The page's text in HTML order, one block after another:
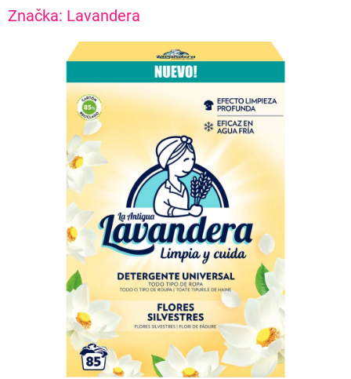
Značka: Lavandera